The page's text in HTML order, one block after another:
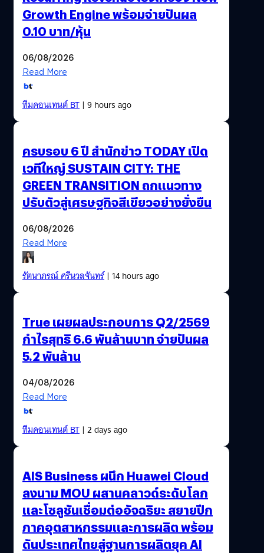
Growth Engine พร้อมจ่ายปันผล
0.10 บาท/หุ้น
06/08/2026
Read More
ทีมคอนเทนต์ BT| 9 hours ago
ครบรอบ 6 ปี สำนักข่าว TODAY เปิด
เวทีใหญ่ SUSTAIN CITY: THE
GREEN TRANSITION ถกแนวทาง
ปรับตัวสู่เศรษฐกิจสีเขียวอย่างยั่งยืน
06/08/2026
Read More
รัตนาภรณ์ ศรีนวลจันทร์| 14 hours ago
True เผยผลประกอบการ Q2/2569
กำไรสุทธิ 6.6 พันล้านบาท จ่ายปันผล
5.2 พันล้าน
04/08/2026
Read More
ทีมคอนเทนต์ BT| 2 days ago
AIS Business ผนึก Huawei Cloud
ลงนาม MOU ผสานคลาวด์ระดับโลก
และโซลูชันเชื่อมต่ออัจฉริยะ สยายปีก
ภาคอุตสาหกรรมและการผลิต พร้อม
ดันประเทศไทยสู่ฐานการผลิตยุค AI